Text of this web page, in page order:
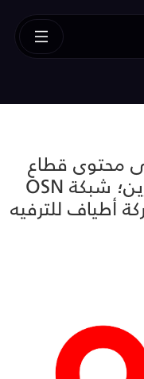
محتوى قطاع
الترفيه المنزلي في البحرين؛ شبكة OSN
أطياف للترفيه